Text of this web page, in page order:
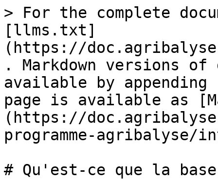
> For the complete
[llms.txt]
(https://
. Markdown versions of
available by
page is available as
(https://
programme-agribalyse/
# Qu'est-ce que la base